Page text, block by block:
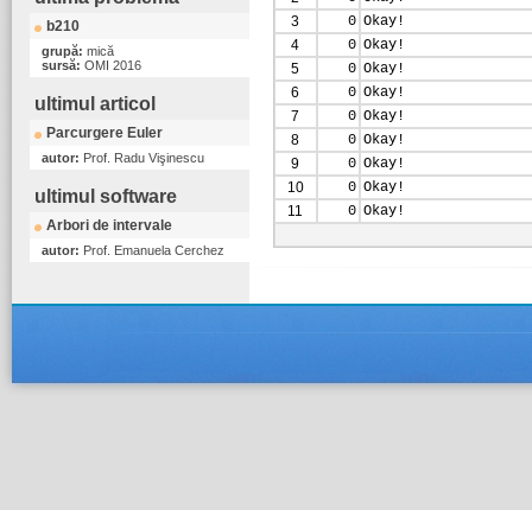
b210
grupă: mică
sursă: OMI 2016
ultimul articol
Parcurgere Euler
autor: Prof. Radu Vişinescu
ultimul software
Arbori de intervale
autor: Prof. Emanuela Cerchez
3
0 Okay!
4
0 Okay!
5
0 Okay!
6
0 Okay!
7
0 Okay!
8
0 Okay!
9
0 Okay!
10
0 Okay!
11
0 Okay!